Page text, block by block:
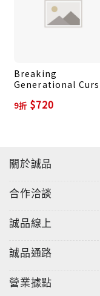
Breaking
Generational
Legacy of Sin in
9折 $720
關於誠品
合作洽談
誠品線上
誠品通路
營業據點